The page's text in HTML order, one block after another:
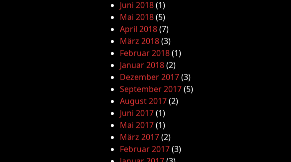
Juni 2018(1)
Mai 2018(5)
April 2018(7)
März 2018(3)
Februar 2018(1)
Januar 2018(2)
Dezember 2017(3)
September 2017(5)
August 2017(2)
Juni 2017(1)
Mai 2017(1)
März 2017(2)
Februar 2017(3)